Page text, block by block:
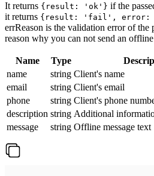
It returns {result: 'ok'} if the
it returns {result: 'fail', error:
errReason is the validation error of the
reason why you can not send an offline
Name Type
name
string Client's name
email
string Client's email
phone
string Client's phone
description string Additional
message
string Offline message text